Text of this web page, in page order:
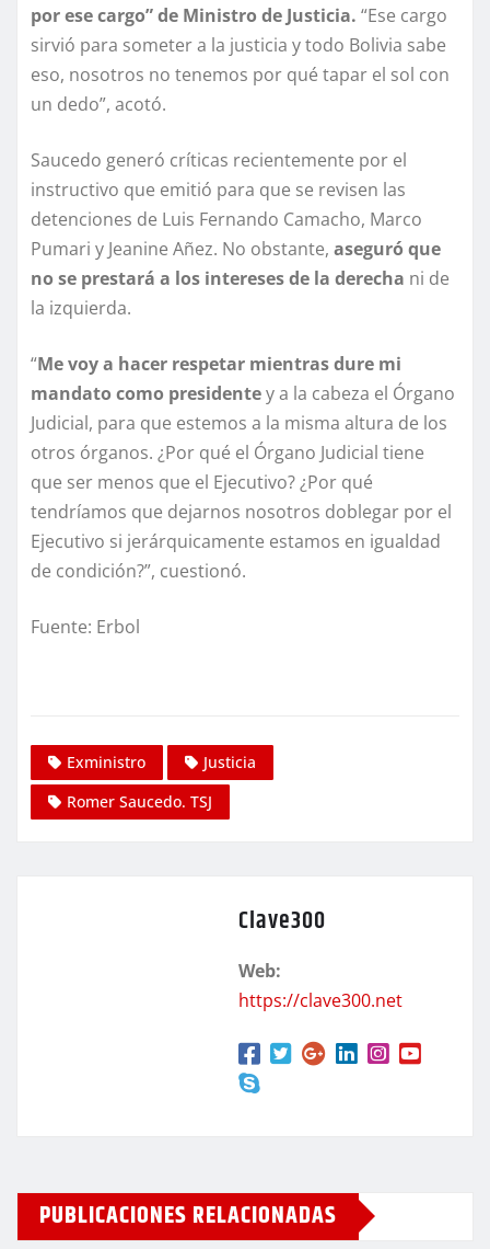
por ese cargo” de Ministro de Justicia. “Ese cargo
sirvió para someter a la justicia y todo Bolivia sabe
eso, nosotros no tenemos por qué tapar el sol con
un dedo”, acotó.
Saucedo generó críticas recientemente por el
instructivo que emitió para que se revisen las
detenciones de Luis Fernando Camacho, Marco
Pumari y Jeanine Añez. No obstante, aseguró que
no se prestará a los intereses de la derecha ni de
la izquierda.
“Me voy a hacer respetar mientras dure mi
mandato como presidentey a la cabeza el Órgano
Judicial, para que estemos a la misma altura de los
otros órganos. ¿Por qué el Órgano Judicial tiene
que ser menos que el Ejecutivo? ¿Por qué
tendríamos que dejarnos nosotros doblegar por el
Ejecutivo si jerárquicamente estamos en igualdad
de condición?”, cuestionó.
Fuente: Erbol
Exministro
Justicia
Romer Saucedo. TSJ
Clave300
Web:
https://clave300.net
PUBLICACIONES RELACIONADAS